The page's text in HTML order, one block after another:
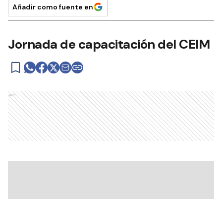
Añadir como fuente en
Jornada de capacitación del CEIM
Ads